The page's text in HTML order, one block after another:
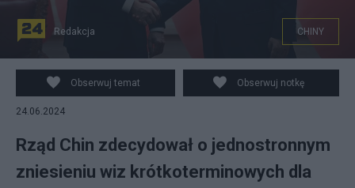
Redakcja CHINY
Obserwuj temat Obserwuj notkę
24.06.2024
Rząd Chin zdecydował o jednostronnym
zniesieniu wiz krótkoterminowych dla